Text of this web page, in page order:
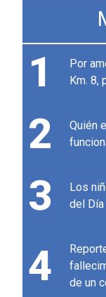
1
Por
Km. 8,
2
Quién
3
Los
del
4
de un